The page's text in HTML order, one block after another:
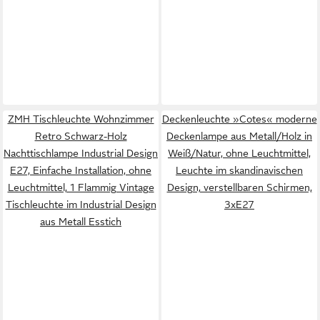
ZMH Tischleuchte Wohnzimmer
Retro Schwarz-Holz
Nachttischlampe Industrial Design
E27, Einfache Installation, ohne
Leuchtmittel, 1 Flammig Vintage
Tischleuchte im Industrial Design
aus Metall Esstich
Deckenleuchte »Cotes« moderne
Deckenlampe aus Metall/Holz in
Weiß/Natur, ohne Leuchtmittel,
Leuchte im skandinavischen
Design, verstellbaren Schirmen,
3xE27